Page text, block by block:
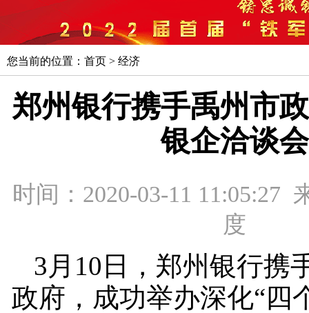
您当前的位置： 首页 > 经济
郑州银行携手禹州市
银企洽谈会
时间：2020-03-11 11:05:27
度
3月10日，郑州银行携
政府，成功举办深化“四